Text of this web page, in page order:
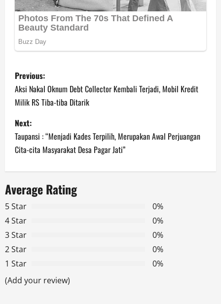
P
o
s
t
n
a
v
i
g
a
t
Previous:
Aksi Nakal Oknum Debt Collector Kembali Terjadi, Mobil Kredit
Milik RS Tiba-tiba Ditarik
Next:
Taupansi : “Menjadi Kades Terpilih, Merupakan Awal Perjuangan
Cita-cita Masyarakat Desa Pagar Jati”
Average Rating
5 Star
0%
4 Star
0%
3 Star
0%
2 Star
0%
1 Star
0%
(Add your review)